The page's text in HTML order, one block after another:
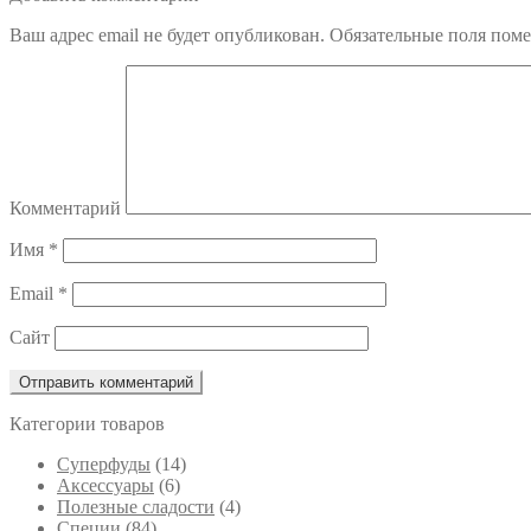
по
записям
Ваш адрес email не будет опубликован. Обязательные поля
Комментарий
Имя *
Email *
Сайт
Категории товаров
Cуперфуды (14)
Аксессуары (6)
Полезные сладости (4)